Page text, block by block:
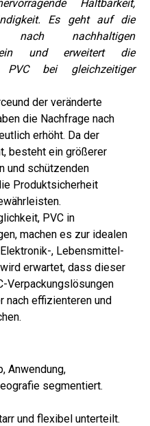
Haltbarkeit,
Es geht auf die
nach nachhaltigen
ein und erweitert die
PVC bei gleichzeitiger
und der veränderte
die Nachfrage nach
erhöht. Da der
besteht ein größerer
und schützenden
Produktsicherheit
PVC in
machen es zur idealen
, Lebensmittel-
erwartet, dass dieser
Verpackungslösungen
nach effizienteren und
Anwendung,
segmentiert.
und flexibel unterteilt.